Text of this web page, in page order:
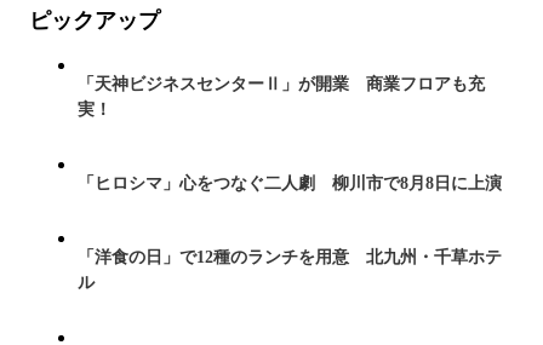
ピックアップ
「天神ビジネスセンターⅡ」が開業 商業フロアも充
実！
「ヒロシマ」心をつなぐ二人劇 柳川市で8月8日に上演
「洋食の日」で12種のランチを用意 北九州・千草ホテ
ル